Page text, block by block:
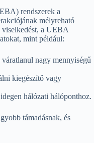
rendszerek a
mélyreható
viselkedést, a UEBA
mint például:
nagy mennyiségű
kiegészítő vagy
hálózati hálóponthoz.
támadásnak, és